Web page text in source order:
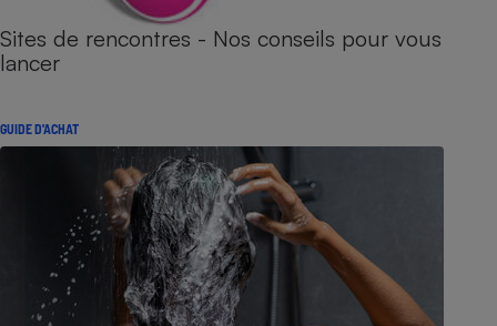
Sites de rencontres - Nos conseils pour vous
lancer
GUIDE D'ACHAT